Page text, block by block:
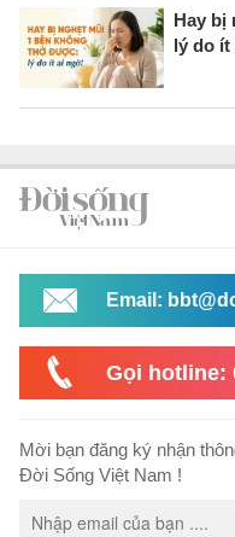
Hay bị
lý do ít
Email:
Gọi hotline:
Mời bạn đăng ký nhận
Đời Sống Việt Nam !